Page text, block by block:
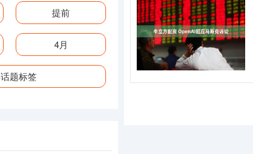
提前
4月
题标签